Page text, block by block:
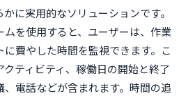
に実用的なソリューションです。
ムを使用すると、ユーザーは、作業
に費やした時間を監視できます。こ
ティビティ、稼働日の開始と終了
、電話などが含まれます。時間の追